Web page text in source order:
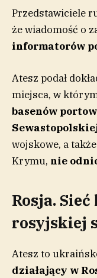
Przedstawiciele
że wiadomość o
informatorów
Atesz podał
miejsca, w
basenów
wojskowe, a
Krymu, nie
Rosja.
rosyjskiej
Atesz to
działający w